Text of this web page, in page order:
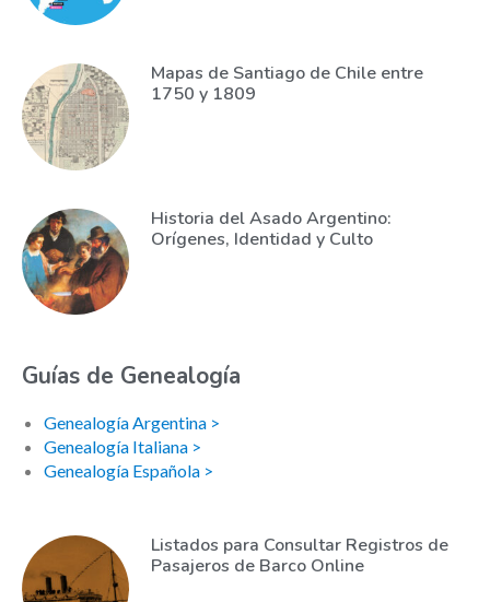
Mapas de Santiago de Chile entre
1750 y 1809
Historia del Asado Argentino:
Orígenes, Identidad y Culto
Guías de Genealogía
Genealogía Argentina >
Genealogía Italiana >
Genealogía Española >
Listados para Consultar Registros de
Pasajeros de Barco Online